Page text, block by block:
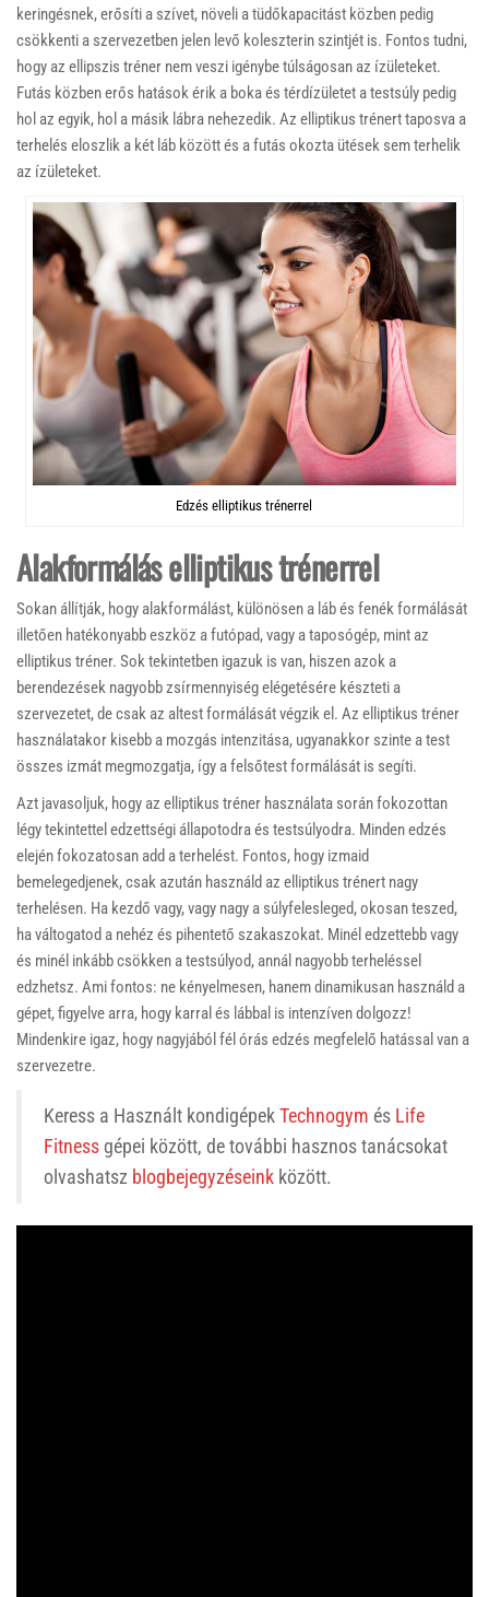
keringésnek, erősíti a szívet, növeli a tüdőkapacitást közben pedig
csökkenti a szervezetben jelen levő koleszterin szintjét is. Fontos tudni,
hogy az ellipszis tréner nem veszi igénybe túlságosan az ízületeket.
Futás közben erős hatások érik a boka és térdízületet a testsúly pedig
hol az egyik, hol a másik lábra nehezedik. Az elliptikus trénert taposva a
terhelés eloszlik a két láb között és a futás okozta ütések sem terhelik
az ízületeket.
Edzés elliptikus trénerrel
Alakformálás elliptikus trénerrel
Sokan állítják, hogy alakformálást, különösen a láb és fenék formálását
illetően hatékonyabb eszköz a futópad, vagy a taposógép, mint az
elliptikus tréner. Sok tekintetben igazuk is van, hiszen azok a
berendezések nagyobb zsírmennyiség elégetésére készteti a
szervezetet, de csak az altest formálását végzik el. Az elliptikus tréner
használatakor kisebb a mozgás intenzitása, ugyanakkor szinte a test
összes izmát megmozgatja, így a felsőtest formálását is segíti.
Azt javasoljuk, hogy az elliptikus tréner használata során fokozottan
légy tekintettel edzettségi állapotodra és testsúlyodra. Minden edzés
elején fokozatosan add a terhelést. Fontos, hogy izmaid
bemelegedjenek, csak azután használd az elliptikus trénert nagy
terhelésen. Ha kezdő vagy, vagy nagy a súlyfelesleged, okosan teszed,
ha váltogatod a nehéz és pihentető szakaszokat. Minél edzettebb vagy
és minél inkább csökken a testsúlyod, annál nagyobb terheléssel
edzhetsz. Ami fontos: ne kényelmesen, hanem dinamikusan használd a
gépet, figyelve arra, hogy karral és lábbal is intenzíven dolgozz!
Mindenkire igaz, hogy nagyjából fél órás edzés megfelelő hatással van a
szervezetre.
Keress a Használt kondigépek Technogym és Life
Fitness gépei között, de további hasznos tanácsokat
olvashatsz blogbejegyzéseink között.